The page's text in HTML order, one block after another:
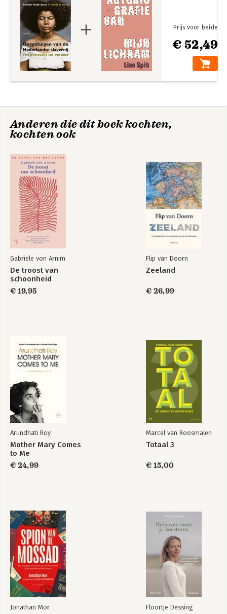
Ooggetuigen van
slavernij
Bekijk alle boeken
Dankwoord 191
Verantwoording 193
Noten 195
Literatuur 213
Geraadpleegde archieven 221
€ 52,49
Prijs voor beide
Anderen die dit boek kochten,
kochten ook
Gabriele von Arnim
De troost van
schoonheid
€ 19,95
Flip van Doorn
Zeeland
€ 26,99
Arundhati Roy
Mother Mary Comes
to Me
€ 24,99
Marcel van Roosmalen
Totaal 3
€ 15,00
Jonathan Mor Floortje Dessing